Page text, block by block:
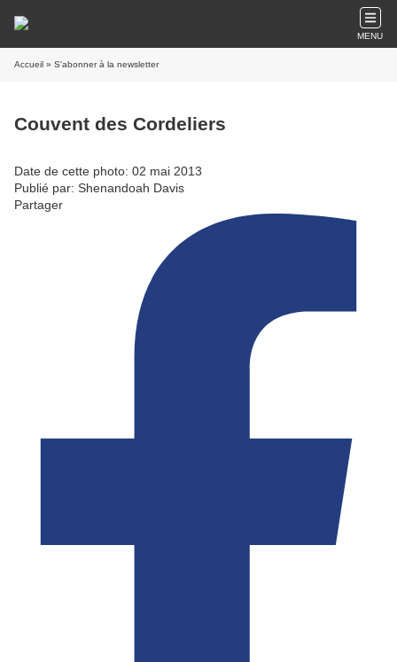
MENU
Accueil » S'abonner à la newsletter
Couvent des Cordeliers
Date de cette photo: 02 mai 2013
Publié par: Shenandoah Davis
Partager